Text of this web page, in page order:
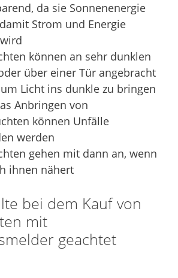
da sie Sonnenenergie
Strom und Energie
können an sehr dunklen
über einer Tür angebracht
Licht ins dunkle zu bringen
Anbringen von
können Unfälle
werden
gehen mit dann an, wenn
ihnen nähert
bei dem Kauf von
mit
geachtet